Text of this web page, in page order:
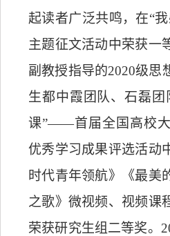
起读者广泛共鸣，在“
主题征文活动中荣获一
副教授指导的2020级思
生都中霞团队、石磊
课”——首届全国高校
优秀学习成果评选活动
时代青年领航》《最美
之歌》微视频、视频课
荣获研究生组二等奖。